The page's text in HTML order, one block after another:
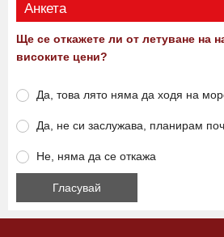
Анкета
Ще се откажете ли от летуване на
високите цени?
Да, това лято няма да ходя на
Да, не си заслужава, планирам
Не, няма да се откажа